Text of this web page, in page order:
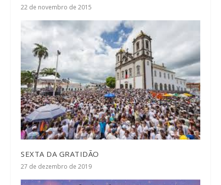
22 de novembro de 2015
SEXTA DA GRATIDÃO
27 de dezembro de 2019